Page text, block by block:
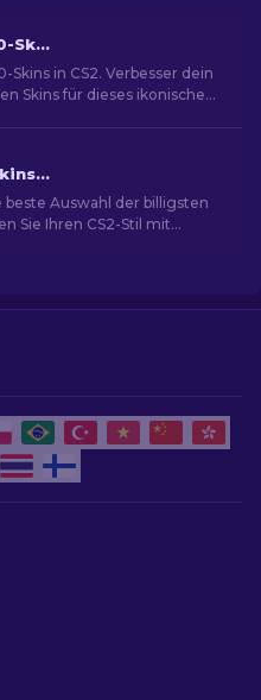
Die besten P90-Skins in CS2: Rangliste [2026]
Skins in CS2. Verbesser dein
Skins für dieses ikonische
Beste billige Skins in CS2 [2026]
beste Auswahl der billigsten
Sie Ihren CS2-Stil mit